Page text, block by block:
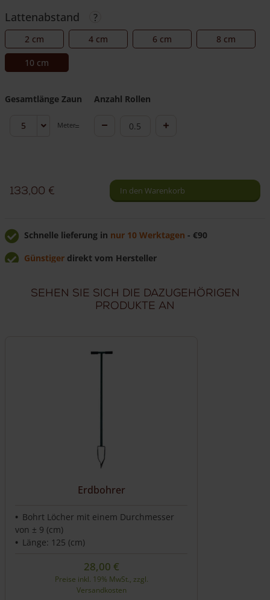
Lattenabstand
2 cm 4 cm 6 cm 8 cm
10 cm
Gesamtlänge Zaun
Staketenzaun
hoch
Meter
Anzahl Rollen
Staketenzaun
hoch
Menge
133,00 € In den Warenkorb
Schnelle lieferung in nur 10 Werktagen - €90
Günstiger direkt vom Hersteller
Sehen Sie sich die dazugehörigen
Produkte an
Erdbohrer
Bohrt Löcher mit einem Durchmesser
von ± 9 (cm)
Länge: 125 (cm)
28,00 €
Preise inkl. 19% MwSt., zzgl.
Versandkosten